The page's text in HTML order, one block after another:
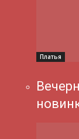
Платья